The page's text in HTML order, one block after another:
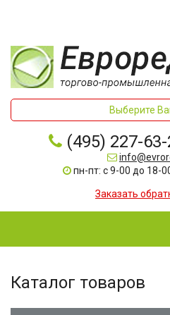
Выберите
(495) 227-63-
пн-пт: с 9-00 до 18-
Заказать
Каталог товаров